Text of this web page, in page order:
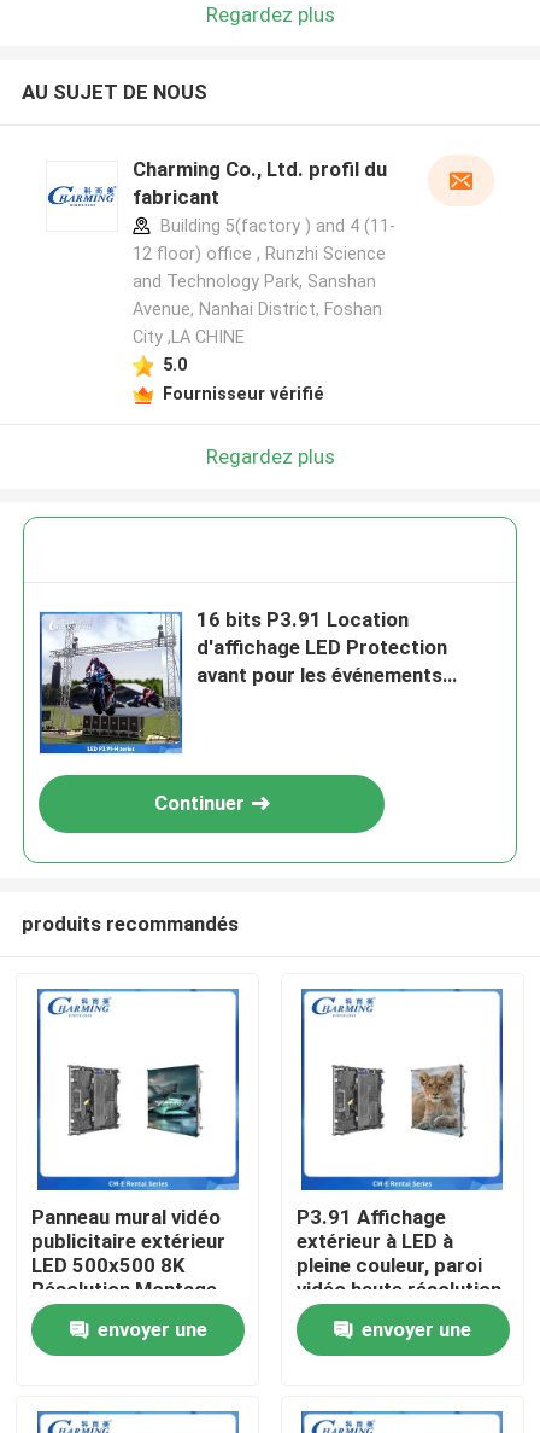
Aperçu
Produits
VR Show
Regardez plus
AU SUJET DE NOUS
Charming Co., Ltd. profil du
fabricant
Building 5(factory ) and 4 (11-
12 floor) office , Runzhi Science
and Technology Park, Sanshan
Avenue, Nanhai District, Foshan
City ,LA CHINE
5.0
Fournisseur vérifié
Regardez plus
16 bits P3.91 Location
d'affichage LED Protection
avant pour les événements
Continuer
produits recommandés
Panneau mural vidéo
publicitaire extérieur
LED 500x500 8K
Résolution Montage
mural étanche
envoyer une
P3.91 Affichage
extérieur à LED à
pleine couleur, paroi
vidéo haute résolution,
lumière du soleil lisible
pour la publicité
d'exposition
envoyer une